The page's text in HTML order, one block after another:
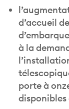
d’accueil
à la
porte à